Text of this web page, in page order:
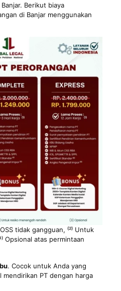
Berikut biaya
di Banjar menggunakan
tidak gangguan, ⁽²⁾ Untuk
Opsional atas permintaan
. Cocok untuk Anda yang
mendirikan PT dengan harga